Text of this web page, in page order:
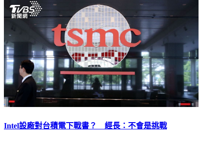
Intel設廠對台積電下戰書？ 經長：不會是挑戰